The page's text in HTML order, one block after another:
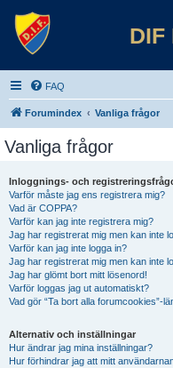
DIF
FAQ
Forumindex Vanliga frågor
Vanliga frågor
Inloggnings- och
Varför måste jag ens registrera mig?
Vad är COPPA?
Varför kan jag inte registrera mig?
Jag har registrerat mig men kan inte
Varför kan jag inte logga in?
Jag har registrerat mig men kan inte
Jag har glömt bort mitt lösenord!
Varför loggas jag ut automatiskt?
Vad gör “Ta bort alla forumcookies”-
Alternativ och inställningar
Hur ändrar jag mina inställningar?
Hur förhindrar jag att mitt